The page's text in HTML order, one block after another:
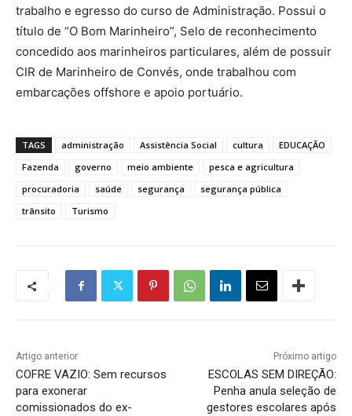
trabalho e egresso do curso de Administração. Possui o
título de “O Bom Marinheiro”, Selo de reconhecimento
concedido aos marinheiros particulares, além de possuir
CIR de Marinheiro de Convés, onde trabalhou com
embarcações offshore e apoio portuário.
TAGS administração Assistência Social cultura
EDUCAÇÃO
Fazenda
governo meio ambiente
pesca e agricultura
procuradoria
saúde segurança
segurança pública
trânsito
Turismo
Artigo anterior
COFRE VAZIO: Sem recursos
para exonerar
comissionados do ex-
Próximo artigo
ESCOLAS SEM DIREÇÃO:
Penha anula seleção de
gestores escolares após